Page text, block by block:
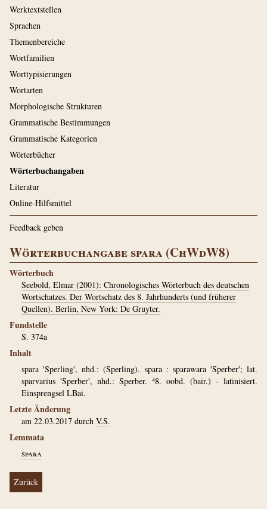
Werktextstellen
Sprachen
Themenbereiche
Wortfamilien
Worttypisierungen
Wortarten
Morphologische Strukturen
Grammatische Bestimmungen
Grammatische Kategorien
Wörterbücher
Wörterbuchangaben
Literatur
Online-Hilfsmittel
Feedback geben
Wörterbuchangabe spara (ChWdW8)
Wörterbuch
Seebold, Elmar (2001): Chronologisches Wörterbuch des deutschen
Wortschatzes. Der Wortschatz des 8. Jahrhunderts (und früherer
Quellen). Berlin, New York: De Gruyter.
Fundstelle
S. 374a
Inhalt
spara 'Sperling', nhd.: (Sperling). spara : sparawara 'Sperber'; lat.
sparvarius 'Sperber', nhd.: Sperber. ⁴8. oobd. (bair.) - latinisiert.
Einsprengsel LBai.
Letzte Änderung
am 22.03.2017 durch V.S.
Lemmata
spara
Zurück